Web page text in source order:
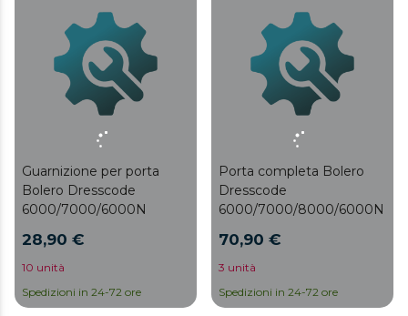
Guarnizione per porta
Bolero Dresscode
6000/7000/6000N
28,90 €
10 unità
Spedizioni in 24-72 ore
Porta completa Bolero
Dresscode
6000/7000/8000/6000N
70,90 €
3 unità
Spedizioni in 24-72 ore